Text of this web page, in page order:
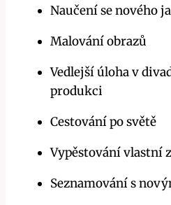
Naučení se nového
Malování obrazů
Vedlejší úloha v
produkci
Cestování po světě
Vypěstování vlastní
Seznamování s